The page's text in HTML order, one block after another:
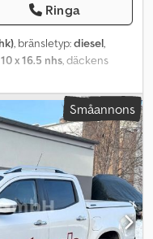
Ringa
, bränsletyp:diesel,
10 x 16.5 nhs , däckens
, Kompaktlastare
ca. kg, 4-cylindrig
vid varv/min), 2-
(bredd: ca. mm),
VIA RADIO
FOPS, DÖRR,
(fram),
Småannons